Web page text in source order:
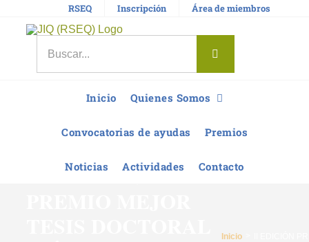
RSEQ Inscripción Área de miembros
Inicio Quienes Somos
Convocatorias de ayudas Premios
Noticias Actividades Contacto
II EDICIÓN
Inicio